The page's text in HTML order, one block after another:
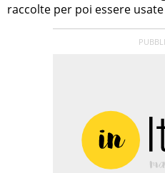
raccolte per poi essere